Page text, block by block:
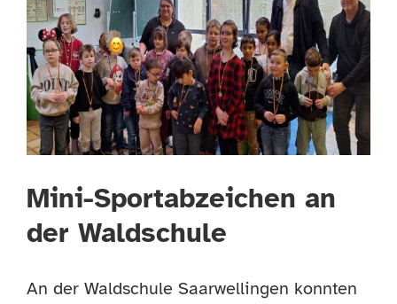
Mini-Sportabzeichen an
der Waldschule
An der Waldschule Saarwellingen konnten